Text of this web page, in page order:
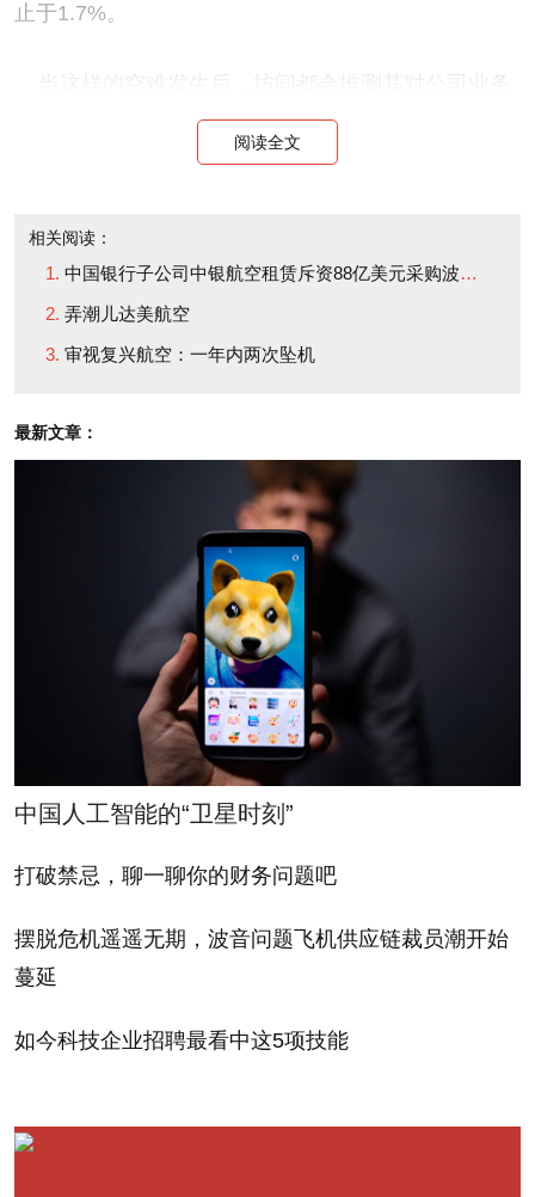
止于1.7%。
的长期影响。不过一位行业顾问兼前航空公司高管罗
伯特•曼恩表示，尽管大多数坠机事件令人悲伤，被媒
成影响”。
也有少数例外，主要出现在那些“有迹象表明公司出
现了系统性问题，或是失职”的情况。曼恩指出，瓦卢
1996年，瓦卢杰航空592号航班起飞后不久就遭遇
失火，坠毁于佛罗里达州大沼泽地，机上110人全部
罹难。空难调查发现，瓦卢杰的外包商在飞机货舱内
非法放置了氧气罐，从而导致了这场悲剧。曼恩表
示：“这很讽刺，因为这甚至不是瓦卢杰的错，他们只
是用了一个失职的供应商。”
尽管如此，瓦卢杰航空也无法动摇审查结果，打消
悲剧事件产生的负面影响。美国联邦航空管理局对瓦
卢杰所有飞机下了禁飞令，这家运营商最终精简机队
后重新开始运营，但他们再也无法挽回客户群体，并
南航空公司的一部分。
遇了2014年3月的MH370航班失联和7月的MH17在乌
年8月将其私有化，试图恢复这家公司的财务健康。
阅读全文
相关阅读：
中国银行子公司中银航空租赁斥资88亿美元采购波音飞机
弄潮儿达美航空
审视复兴航空：一年内两次坠机
最新文章：
中国人工智能的“卫星时刻”
打破禁忌，聊一聊你的财务问题吧
摆脱危机遥遥无期，波音问题飞机供应链裁员潮开始
蔓延
如今科技企业招聘最看中这5项技能